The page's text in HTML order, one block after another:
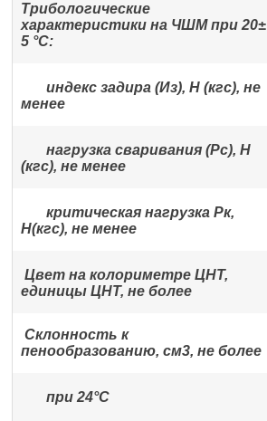
Трибологические
характеристики на ЧШМ при 20±
5 °С:
индекс задира (Из), Н (кгс), не
менее
нагрузка сваривания (Рс), Н
(кгс), не менее
критическая нагрузка Рк,
Н(кгс), не менее
Цвет на колориметре ЦНТ,
единицы ЦНТ, не более
Склонность к
пенообразованию, см3, не более
при 24°С